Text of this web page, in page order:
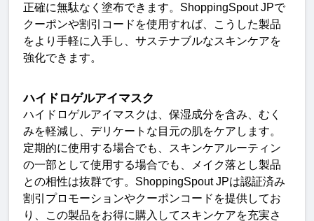
正確に無駄なく塗布できます。 ShoppingSpout JPで
クーポンや割引コードを使用すれば、こうした製品
をより手軽に入手し、サステナブルなスキンケアを
強化できます。
ハイドロゲルアイマスク
ハイドロゲルアイマスクは、保湿成分を含み、むく
みを軽減し、デリケートな目元の肌をケアします。
定期的に使用する場合でも、スキンケアルーティン
の一部として使用する場合でも、メイク落とし製品
との相性は抜群です。 ShoppingSpout JPは認証済み
割引プロモーションやクーポンコードを提供してお
り、この製品をお得に購入してスキンケアを充実さ